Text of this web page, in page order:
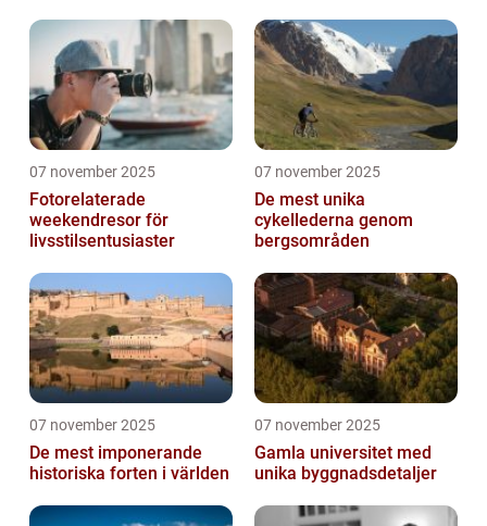
07 november 2025
Fotorelaterade
weekendresor för
livsstilsentusiaster
07 november 2025
De mest unika
cykellederna genom
bergsområden
07 november 2025
De mest imponerande
historiska forten i världen
07 november 2025
Gamla universitet med
unika byggnadsdetaljer